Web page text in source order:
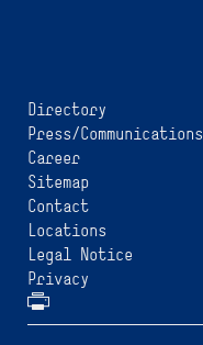
Directory
Press/Communications
Career
Sitemap
Contact
Locations
Legal Notice
Privacy